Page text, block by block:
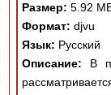
Размер: 5.92
Формат: djvu
Язык: Русский
Описание: В